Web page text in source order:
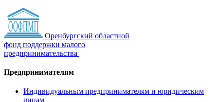
Оренбургский областной
фонд поддержки малого
предпринимательства
Предпринимателям
Индивидуальным предпринимателям и юридическим
лицам